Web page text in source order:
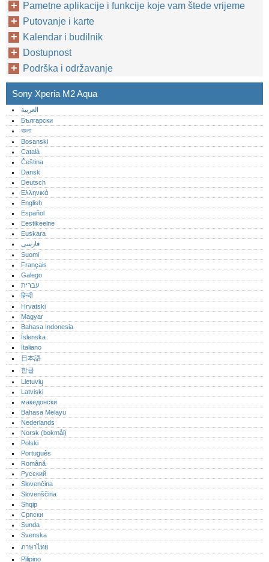
Pametne aplikacije i funkcije koje vam štede vrijeme
Putovanje i karte
Kalendar i budilnik
Dostupnost
Podrška i održavanje
Sony Xperia M2 Aqua
العربية
Български
বাংলা
Bosanski
Català
Čeština
Dansk
Deutsch
Ελληνικά
English
Español
Eestikeelne
Euskara
فارسی
Suomi
Français
Galego
עברית
हिन्दी
Hrvatski
Magyar
Bahasa Indonesia
Íslenska
Italiano
日本語
한글
Lietuvių
Latviski
македонски
Bahasa Melayu
Nederlands
Norsk (bokmål)‎
Polski
Português‎
Română
Русский
Slovenčina
Slovenščina
Shqip
Српски
Sunda
Svenska
ภาษาไทย
Pilipino